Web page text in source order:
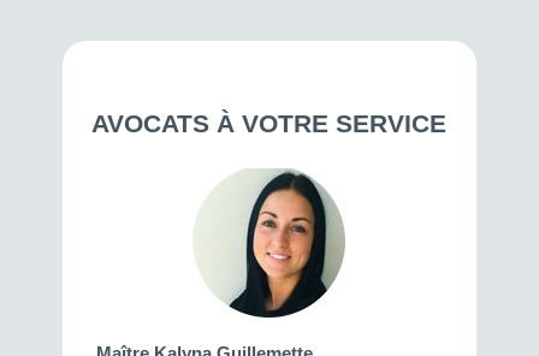
AVOCATS À VOTRE SERVICE